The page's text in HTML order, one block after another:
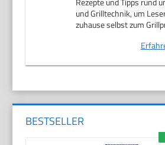
und Grilltechnik, um
zuhause selbst zum
BESTSELLER